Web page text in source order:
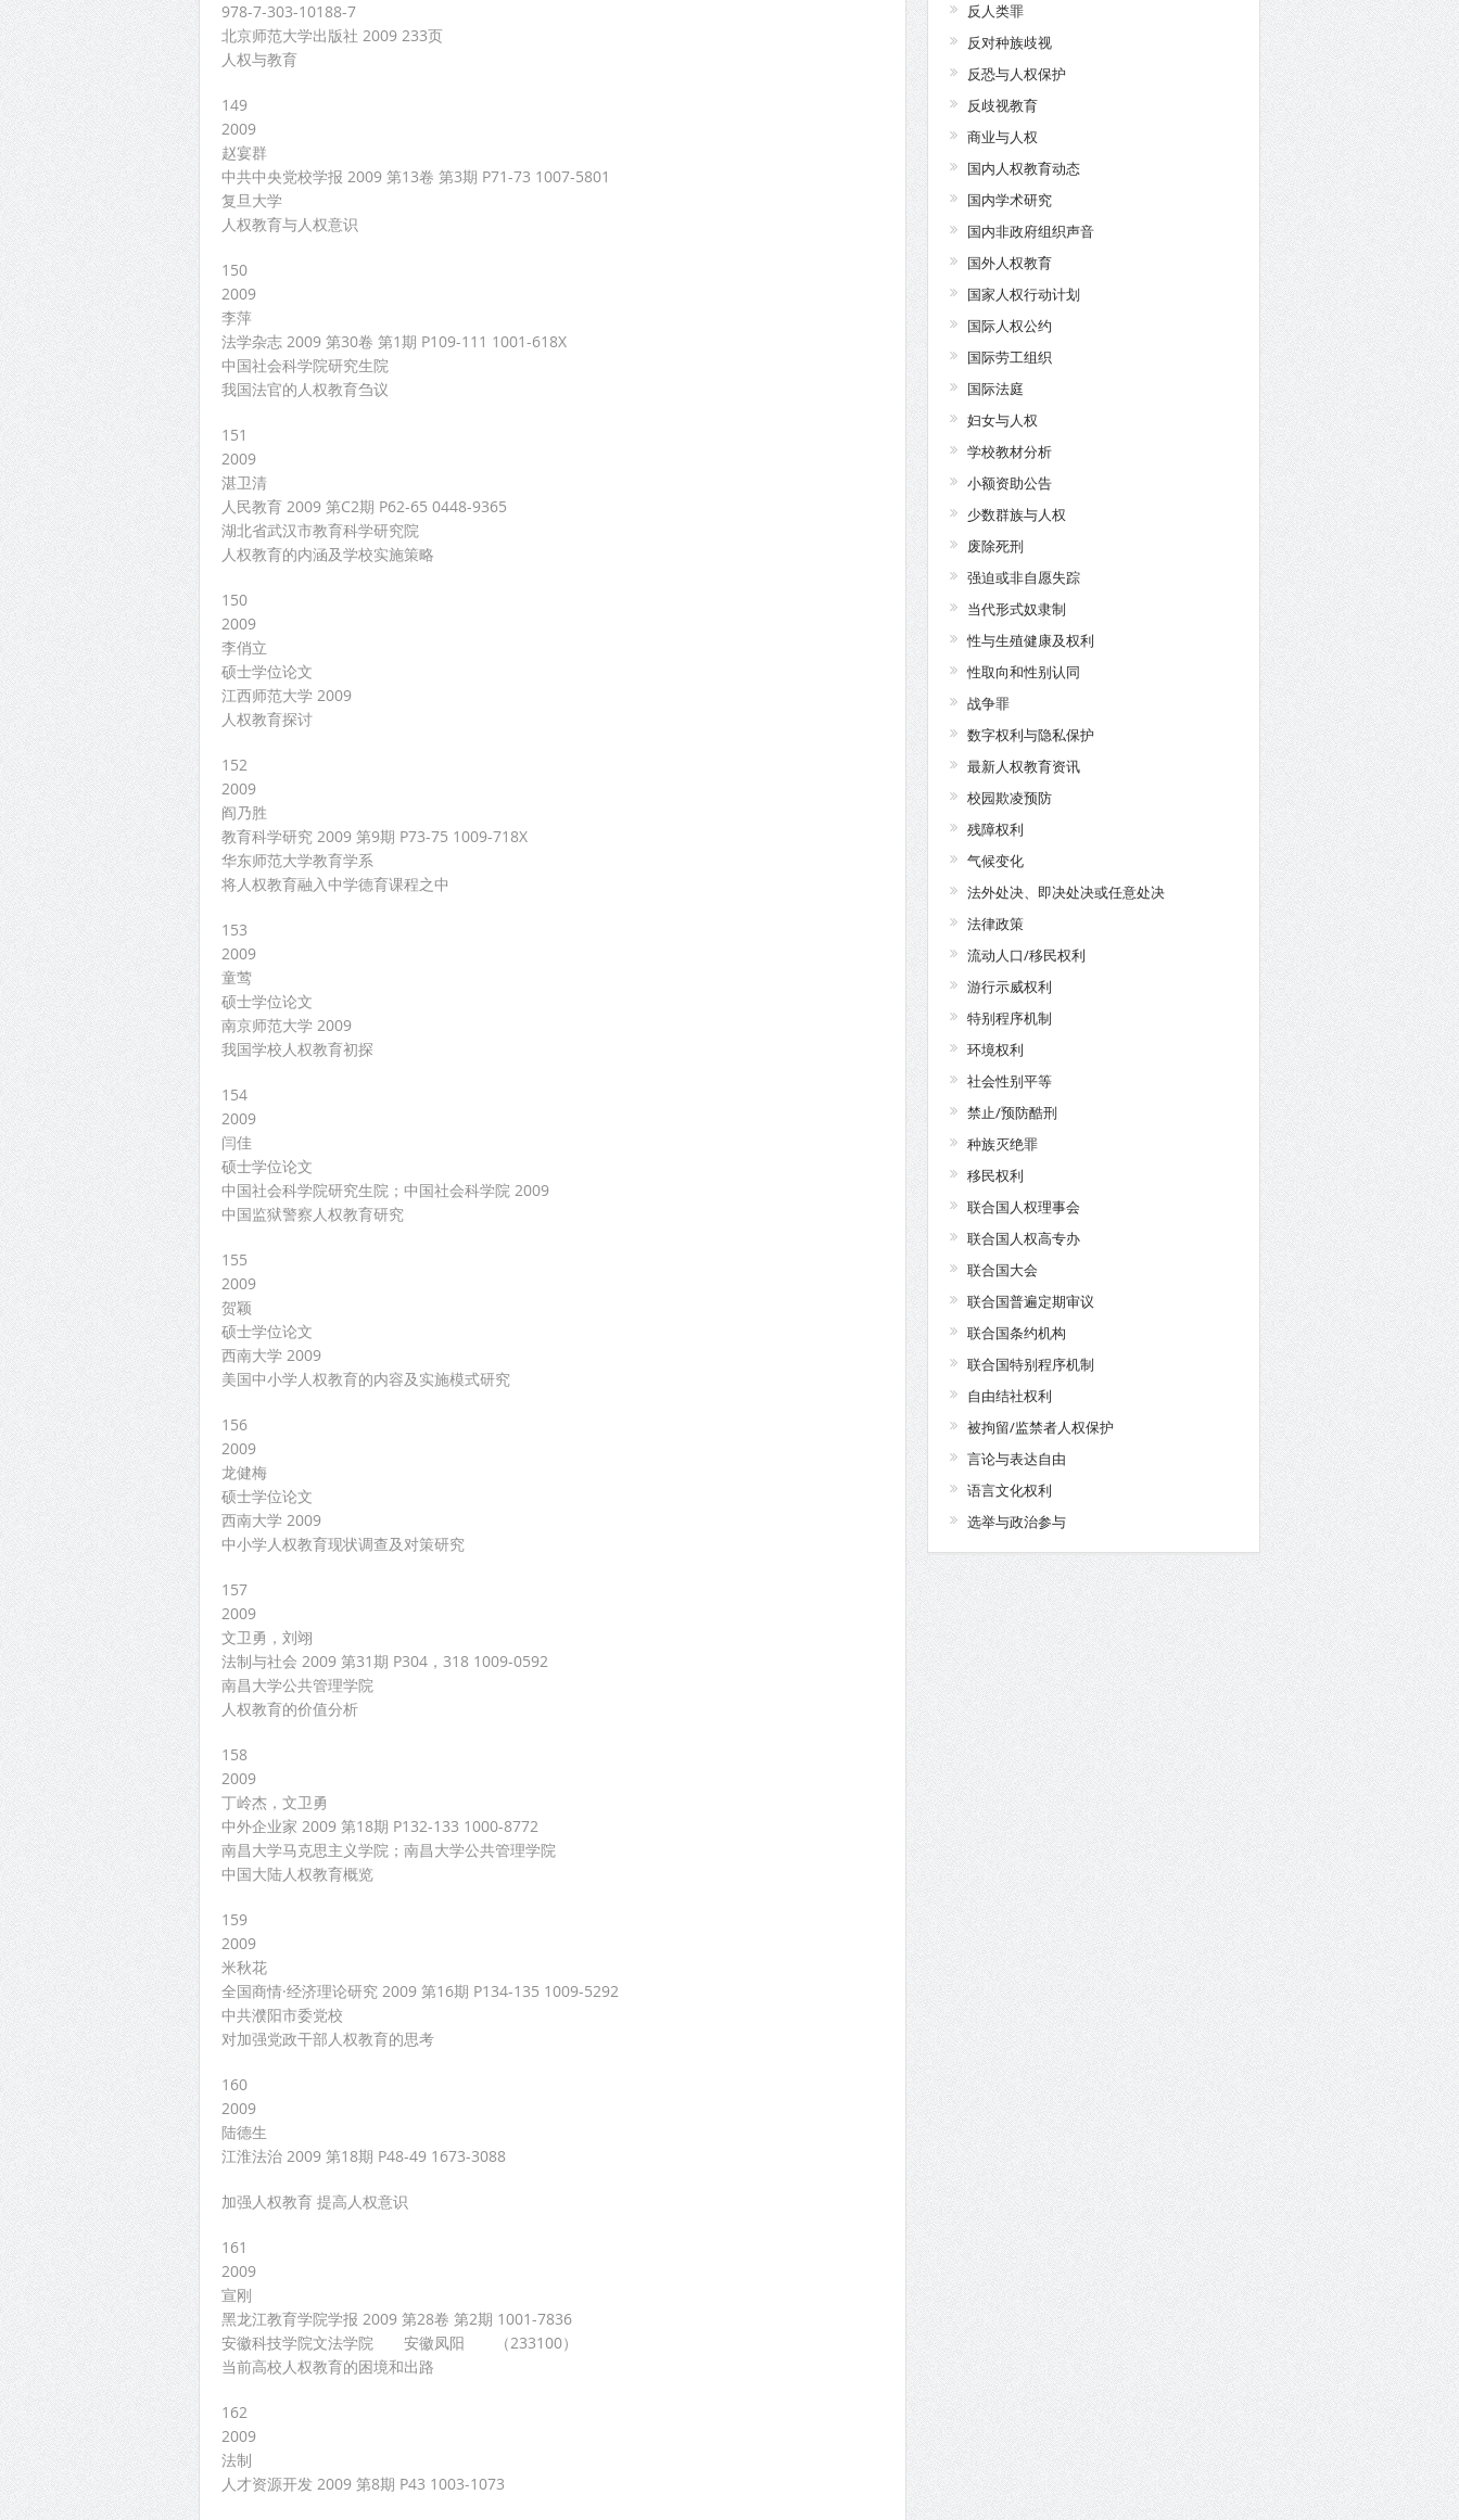
978-7-303-10188-7
北京师范大学出版社 2009 233页
人权与教育
149
2009
赵宴群
中共中央党校学报 2009 第13卷 第3期 P71-73 1007-5801
复旦大学
人权教育与人权意识
150
2009
李萍
法学杂志 2009 第30卷 第1期 P109-111 1001-618X
中国社会科学院研究生院
我国法官的人权教育刍议
151
2009
湛卫清
人民教育 2009 第C2期 P62-65 0448-9365
湖北省武汉市教育科学研究院
人权教育的内涵及学校实施策略
150
2009
李俏立
硕士学位论文
江西师范大学 2009
人权教育探讨
152
2009
阎乃胜
教育科学研究 2009 第9期 P73-75 1009-718X
华东师范大学教育学系
将人权教育融入中学德育课程之中
153
2009
童莺
硕士学位论文
南京师范大学 2009
我国学校人权教育初探
154
2009
闫佳
硕士学位论文
中国社会科学院研究生院；中国社会科学院 2009
中国监狱警察人权教育研究
155
2009
贺颖
硕士学位论文
西南大学 2009
美国中小学人权教育的内容及实施模式研究
156
2009
龙健梅
硕士学位论文
西南大学 2009
中小学人权教育现状调查及对策研究
157
2009
文卫勇，刘翊
法制与社会 2009 第31期 P304，318 1009-0592
南昌大学公共管理学院
人权教育的价值分析
158
2009
丁岭杰，文卫勇
中外企业家 2009 第18期 P132-133 1000-8772
南昌大学马克思主义学院；南昌大学公共管理学院
中国大陆人权教育概览
159
2009
米秋花
全国商情·经济理论研究 2009 第16期 P134-135 1009-5292
中共濮阳市委党校
对加强党政干部人权教育的思考
160
2009
陆德生
江淮法治 2009 第18期 P48-49 1673-3088
加强人权教育 提高人权意识
161
2009
宣刚
黑龙江教育学院学报 2009 第28卷 第2期 1001-7836
安徽科技学院文法学院 安徽凤阳 （233100）
当前高校人权教育的困境和出路
162
2009
法制
人才资源开发 2009 第8期 P43 1003-1073
反人类罪
反对种族歧视
反恐与人权保护
反歧视教育
商业与人权
国内人权教育动态
国内学术研究
国内非政府组织声音
国外人权教育
国家人权行动计划
国际人权公约
国际劳工组织
国际法庭
妇女与人权
学校教材分析
小额资助公告
少数群族与人权
废除死刑
强迫或非自愿失踪
当代形式奴隶制
性与生殖健康及权利
性取向和性别认同
战争罪
数字权利与隐私保护
最新人权教育资讯
校园欺凌预防
残障权利
气候变化
法外处决、即决处决或任意处决
法律政策
流动人口/移民权利
游行示威权利
特别程序机制
环境权利
社会性别平等
禁止/预防酷刑
种族灭绝罪
移民权利
联合国人权理事会
联合国人权高专办
联合国大会
联合国普遍定期审议
联合国条约机构
联合国特别程序机制
自由结社权利
被拘留/监禁者人权保护
言论与表达自由
语言文化权利
选举与政治参与